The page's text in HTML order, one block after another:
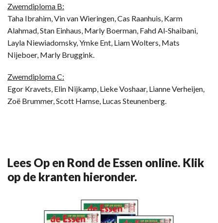
Zwemdiploma B:
Taha Ibrahim, Vin van Wieringen, Cas Raanhuis, Karm
Alahmad, Stan Einhaus, Marly Boerman, Fahd Al-Shaibani,
Layla Niewiadomsky, Ymke Ent, Liam Wolters, Mats
Nijeboer, Marly Bruggink.
Zwemdiploma C:
Egor Kravets, Elin Nijkamp, Lieke Voshaar, Lianne Verheijen,
Zoë Brummer, Scott Hamse, Lucas Steunenberg.
Lees Op en Rond de Essen online. Klik
op de kranten hieronder.